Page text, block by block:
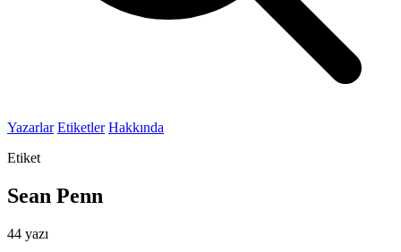
Yazarlar Etiketler Hakkında
Etiket
Sean Penn
44 yazı